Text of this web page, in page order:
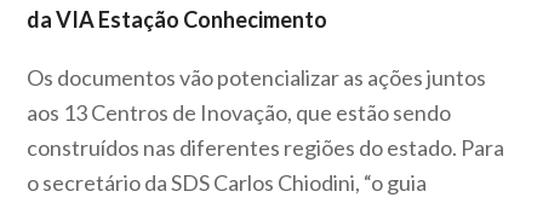
da VIA Estação Conhecimento
Os documentos vão potencializar as ações juntos
aos 13 Centros de Inovação, que estão sendo
construídos nas diferentes regiões do estado. Para
o secretário da SDS Carlos Chiodini, “o guia